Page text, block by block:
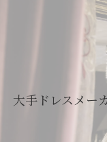
大手ドレスメー